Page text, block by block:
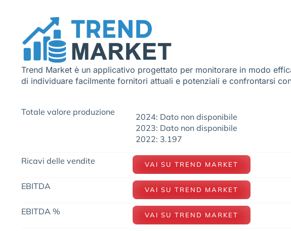
Trend Market è un applicativo progettato per monitorare in modo
di individuare facilmente fornitori attuali e potenziali e confrontarsi
Totale valore produzione
2024: Dato non disponibile
2023: Dato non disponibile
2022: 3.197
Ricavi delle vendite VAI SU TREND MARKET
EBITDA VAI SU TREND MARKET
EBITDA % VAI SU TREND MARKET